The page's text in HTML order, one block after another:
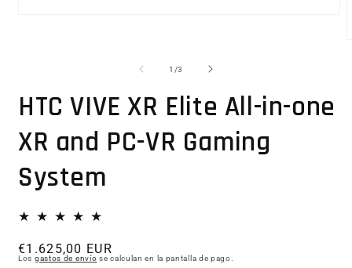
1 /de
3
HTC VIVE XR Elite All-in-one
XR and PC-VR Gaming
System
Precio habitual
€1.625,00 EUR
Los gastos de envío se calculan en la pantalla de pago.